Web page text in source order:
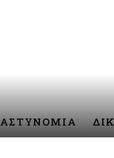
ΑΣΤΥΝΟΜΙΑ